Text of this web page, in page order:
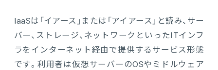
IaaSは「イアース」または「アイアース」と読み、サー
バー、ストレージ、ネットワークといったITインフ
ラをインターネット経由で提供するサービス形態
です。利用者は仮想サーバーのOSやミドルウェア